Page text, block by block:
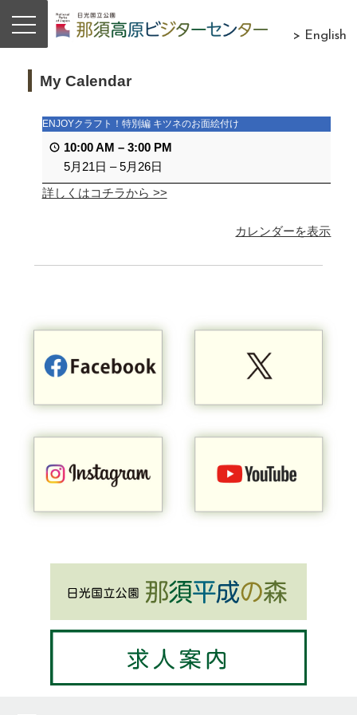
> English
My Calendar
ENJOYクラフト！特別編 キツネのお面絵付け
10:00 AM – 3:00 PM
5月21日 –5月26日
詳しくはコチラから >>
カレンダーを表示